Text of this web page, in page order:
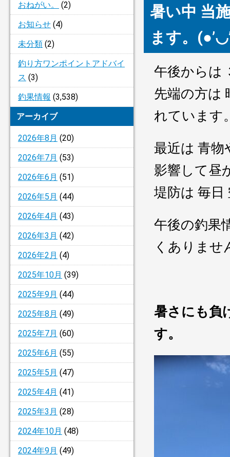
おねがい。
(2)
お知らせ (4)
未分類 (2)
釣り方ワンポイントアドバイ
ス (3)
釣果情報 (3,538)
アーカイブ
2026年8月 (20)
2026年7月 (53)
2026年6月 (51)
2026年5月 (44)
2026年4月 (43)
2026年3月 (42)
2026年2月 (4)
2025年10月 (39)
2025年9月 (44)
2025年8月 (49)
2025年7月 (60)
2025年6月 (55)
2025年5月 (47)
2025年4月 (41)
2025年3月 (28)
2024年10月 (48)
2024年9月 (49)
暑い中 当
ます。
午後からは
先端の方は
れています
最近は 青
影響して昼
堤防は 毎日
午後の釣果
くありませ
暑さにも負
す。